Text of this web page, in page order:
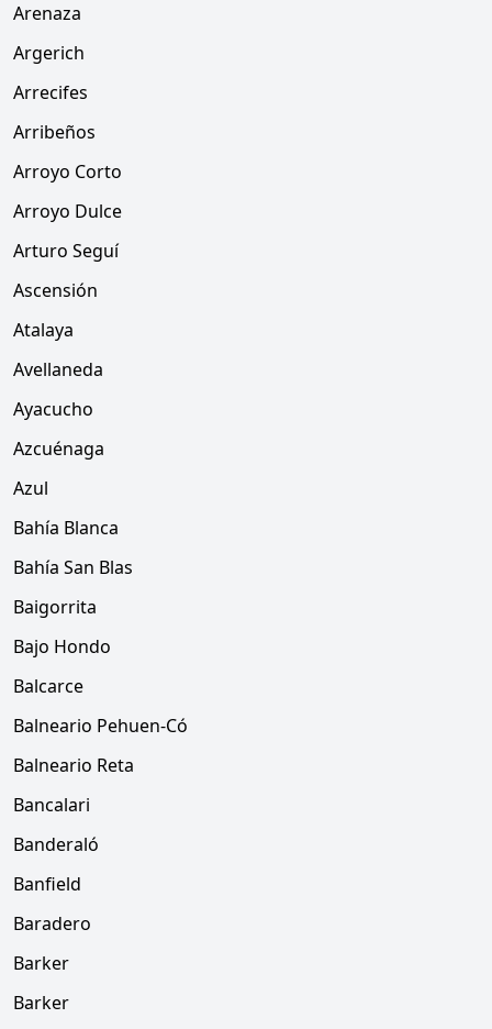
Arenaza
Argerich
Arrecifes
Arribeños
Arroyo Corto
Arroyo Dulce
Arturo Seguí
Ascensión
Atalaya
Avellaneda
Ayacucho
Azcuénaga
Azul
Bahía Blanca
Bahía San Blas
Baigorrita
Bajo Hondo
Balcarce
Balneario Pehuen-Có
Balneario Reta
Bancalari
Banderaló
Banfield
Baradero
Barker
Barker